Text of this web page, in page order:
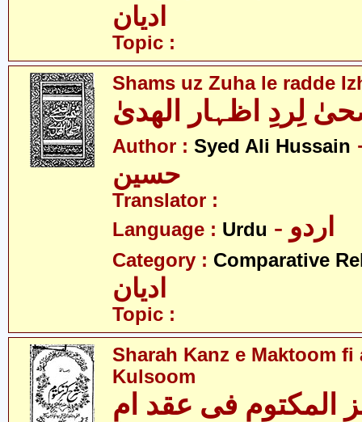
ادیان
Topic :
Shams uz Zuha le radde
لِردِ اظہار الھدیٰ
Author : Syed Ali Hussain
حسین
Translator :
Language : Urdu - اردو
Category : Comparative
ادیان
Topic :
Sharah Kanz e Maktoom fi
Kulsoom
المکتوم فی عقد امِ